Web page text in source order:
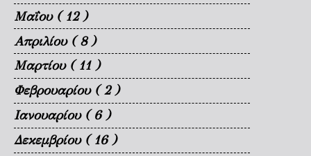
Μαΐου ( 12 )
Απριλίου ( 8 )
Μαρτίου ( 11 )
Φεβρουαρίου ( 2 )
Ιανουαρίου ( 6 )
Δεκεμβρίου ( 16 )